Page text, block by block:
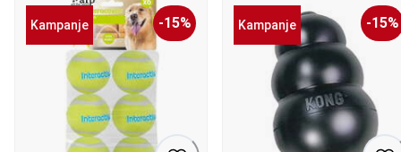
Kampanje -15% Kampanje -15%